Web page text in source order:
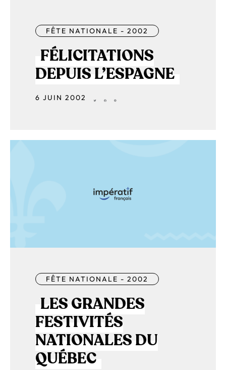
FÊTE NATIONALE - 2002
FÉLICITATIONS
DEPUIS L’ESPAGNE
6 JUIN 2002
FÊTE NATIONALE - 2002
LES GRANDES
FESTIVITÉS
NATIONALES DU
QUÉBEC